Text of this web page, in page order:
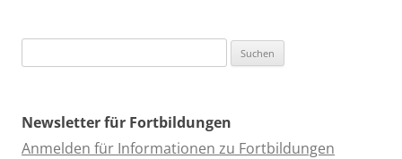
nach:
Newsletter für Fortbildungen
Anmelden für Informationen zu Fortbildungen